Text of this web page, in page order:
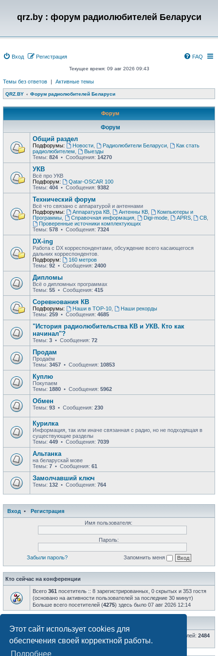
Этот сайт использует cookies для
обеспечения своей корректной работы.
Подробнее
qrz.by : форум радиолюбителей Беларуси
Вход Регистрация FAQ
Текущее время: 09 авг 2026 09:43
Темы без ответов | Активные темы
QRZ.BY Форум радиолюбителей Беларуси
Форум
Форум
Общий раздел
Подфорумы: Новости, Радиолюбители Беларуси,
Как стать
радиолюбителем
Выезды
Темы: 824 • Сообщения: 14270
УКВ
Всё про УКВ
Подфорум:
Qatar-OSCAR 100
Темы: 404 • Сообщения: 9382
Технический форум
Всё что связано с аппаратурой и антеннами
Подфорумы:
Аппаратура КВ, Антенны КВ,
Компьютеры и
Программы
Справочная информация, Digi-mode, APRS, CB
Проверенные источники комплектующих
Темы: 578 • Сообщения: 7324
DX-ing
Работа с DX корреспондентами, обсуждение всего касающегося
дальних корреспондентов.
Подфорум:
160 метров
Темы: 92 • Сообщения: 2400
Дипломы
Всё о дипломных программах
Темы: 55 • Сообщения: 415
Соревнования КВ
Подфорумы: Наши в ТОР-10,
Наши рекорды
Темы: 259 • Сообщения: 4685
"История радиолюбительства КВ и УКВ. Кто как
начинал"?
Темы: 3 • Сообщения: 72
Продам
Продаём
Темы: 3457 • Сообщения: 10853
Куплю
Покупаем
Темы: 1880 • Сообщения: 5962
Обмен
Темы: 93 • Сообщения: 230
Курилка
Информация, так или иначе связанная с радио, но не подходящая в
существующие разделы
Темы: 449 • Сообщения: 7039
Альтанка
на беларускай мове
Темы: 7 • Сообщения: 61
Замолчавший ключ
Темы: 132 • Сообщения: 764
Вход •
Регистрация
Имя пользователя:
Пароль:
Забыли пароль? Запомнить меня
Кто сейчас на конференции
Всего 361 посетитель :: 8 зарегистрированных, 0 скрытых и 353 гостя
(основано на активности пользователей за последние 30 минут)
Больше всего посетителей (4275) здесь было 07 авг 2026 12:14
• Всего пользователей: 2484
• Новый пользователь: Nixon